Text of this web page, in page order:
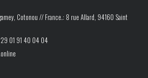
Cotonou // France.: 8 rue Allard, 94160 Saint
01 91 40 04 04